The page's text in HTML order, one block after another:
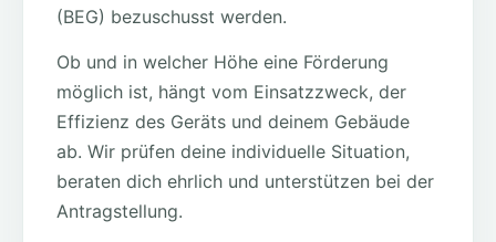
(BEG) bezuschusst werden.
Ob und in welcher Höhe eine Förderung
möglich ist, hängt vom Einsatzzweck, der
Effizienz des Geräts und deinem Gebäude
ab. Wir prüfen deine individuelle Situation,
beraten dich ehrlich und unterstützen bei der
Antragstellung.